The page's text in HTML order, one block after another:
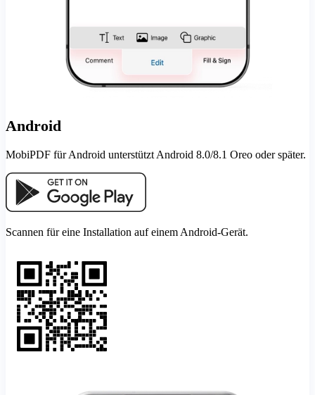
Android
MobiPDF für Android unterstützt Android 8.0/8.1 Oreo oder später.
Scannen für eine Installation auf einem Android-Gerät.